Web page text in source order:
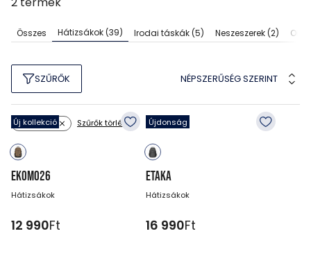
Összes Hátizsákok(39) Irodai táskák(5) Neszeszerek(2)
SZŰRŐK NÉPSZERŰSÉG SZERINT
Szín: zöld Szűrők törlése
Új kollekció
EKOMO26
Hátizsákok
12 990Ft
Újdonság
ETAKA
Hátizsákok
16 990Ft